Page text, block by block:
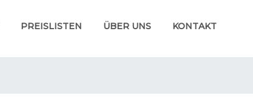
PREISLISTEN ÜBER UNS KONTAKT